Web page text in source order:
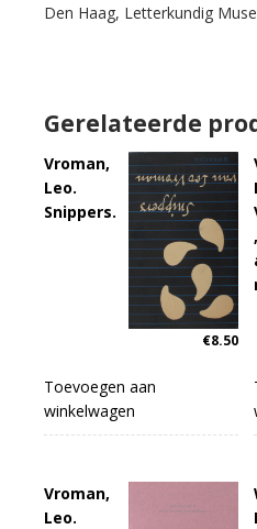
Briefwisseling
A.A.M.
Stols
1938-
1954.
aantal
Den Haag, Letterkundig
Gerelateerde
Vroman,
Leo.
Snippers.
€8.50
Toevoegen aan
winkelwagen
,
Vroman,
Leo.